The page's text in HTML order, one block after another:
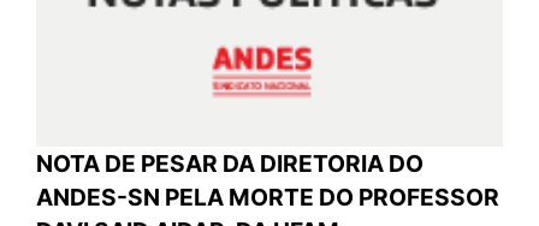
NOTA DE PESAR DA DIRETORIA DO
ANDES-SN PELA MORTE DO PROFESSOR